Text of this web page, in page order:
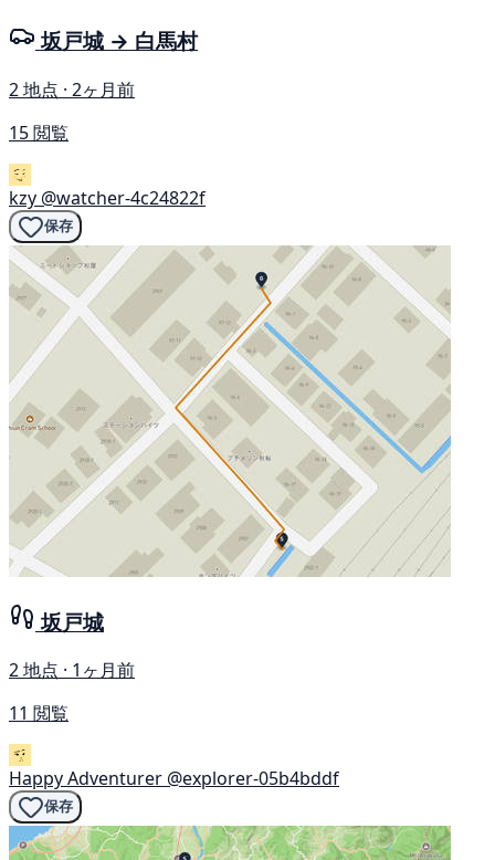
坂戸城 → 白馬村
2 地点 · 2ヶ月前
15 閲覧
kzy @watcher-4c24822f
保存
坂戸城
2 地点 · 1ヶ月前
11 閲覧
Happy Adventurer @explorer-05b4bddf
保存